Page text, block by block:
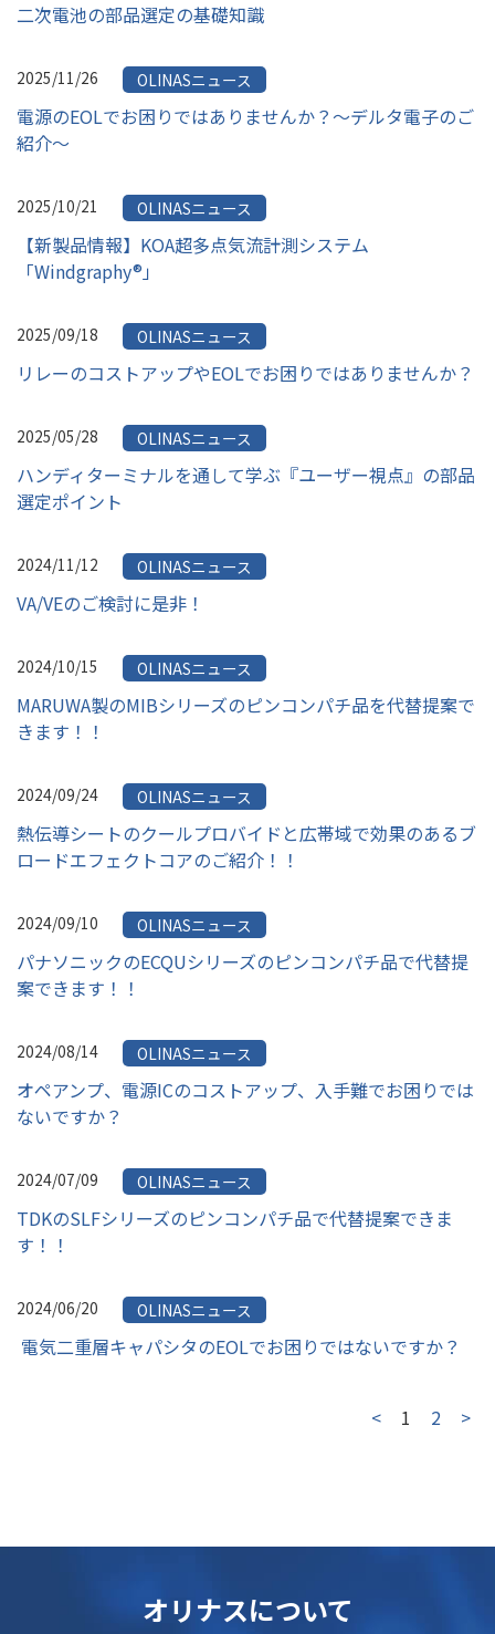
二次電池の部品選定の基礎知識
2025/11/26 OLINASニュース
電源のEOLでお困りではありませんか？～デルタ電子のご
紹介～
2025/10/21 OLINASニュース
【新製品情報】KOA超多点気流計測システム
「Windgraphy®」
2025/09/18 OLINASニュース
リレーのコストアップやEOLでお困りではありませんか？
2025/05/28 OLINASニュース
ハンディターミナルを通して学ぶ『ユーザー視点』の部品
選定ポイント
2024/11/12 OLINASニュース
VA/VEのご検討に是非！
2024/10/15 OLINASニュース
MARUWA製のMIBシリーズのピンコンパチ品を代替提案で
きます！！
2024/09/24 OLINASニュース
熱伝導シートのクールプロバイドと広帯域で効果のあるブ
ロードエフェクトコアのご紹介！！
2024/09/10 OLINASニュース
パナソニックのECQUシリーズのピンコンパチ品で代替提
案できます！！
2024/08/14 OLINASニュース
オペアンプ、電源ICのコストアップ、入手難でお困りでは
ないですか？
2024/07/09 OLINASニュース
TDKのSLFシリーズのピンコンパチ品で代替提案できま
す！！
2024/06/20 OLINASニュース
電気二重層キャパシタのEOLでお困りではないですか？
< 1 2 >
オリナスについて